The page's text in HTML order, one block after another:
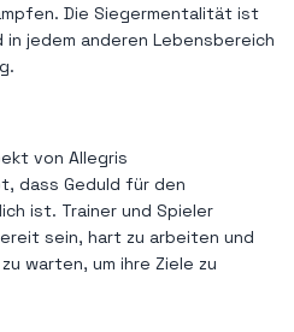
Die Siegermentalität ist
in jedem anderen Lebensbereich
von Allegris
dass Geduld für den
ist. Trainer und Spieler
sein, hart zu arbeiten und
warten, um ihre Ziele zu